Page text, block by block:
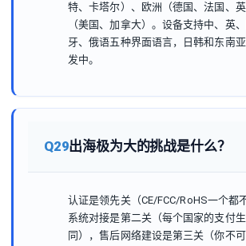
特、卡塔尔）、欧洲（德国、法国、
（美国、加拿大）。设备支持中、英
牙、俄语五种界面语言，日韩和东南
发中。
Q29出海极为大的挑战是什么？
认证是领先关（CE/FCC/RoHS一个都
系统对接是第二关（每个国家的支付
同），售后网络建设是第三关（你不